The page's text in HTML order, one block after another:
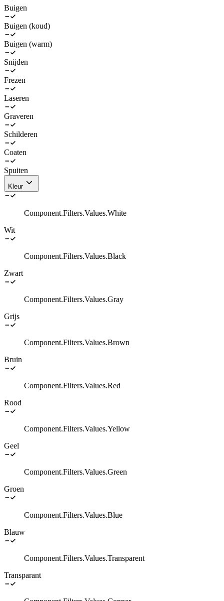
Buigen
Buigen (koud)
Buigen (warm)
Snijden
Frezen
Laseren
Graveren
Schilderen
Coaten
Spuiten
Kleur
Component.Filters.Values.White
Wit
Component.Filters.Values.Black
Zwart
Component.Filters.Values.Gray
Grijs
Component.Filters.Values.Brown
Bruin
Component.Filters.Values.Red
Rood
Component.Filters.Values.Yellow
Geel
Component.Filters.Values.Green
Groen
Component.Filters.Values.Blue
Blauw
Component.Filters.Values.Transparent
Transparant